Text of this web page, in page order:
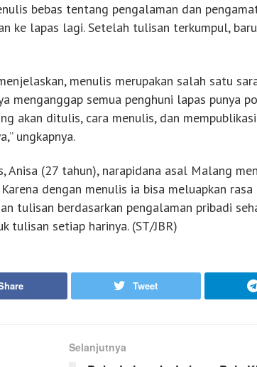
bebas tentang pengalaman dan
ke lapas lagi. Setelah tulisan terkumpul,
menulis merupakan salah satu
menganggap semua penghuni lapas punya
akan ditulis, cara menulis, dan
ungkapnya.
(27 tahun), narapidana asal Malang
dengan menulis ia bisa meluapkan rasa
tulisan berdasarkan pengalaman pribadi
tulisan setiap harinya. (ST/JBR)
Tweet
Selanjutnya